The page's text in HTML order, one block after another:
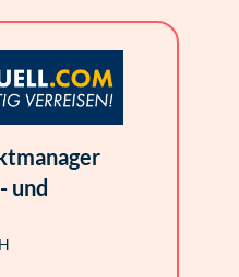
und